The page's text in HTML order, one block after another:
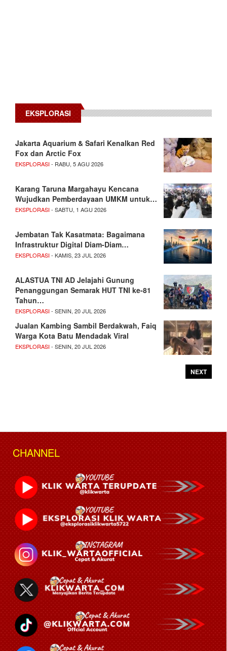
EKSPLORASI
Jakarta Aquarium & Safari Kenalkan Red
Fox dan Arctic Fox
EKSPLORASI- RABU, 5 AGU 2026
Karang Taruna Margahayu Kencana
Wujudkan Pemberdayaan UMKM untuk…
EKSPLORASI- SABTU, 1 AGU 2026
Jembatan Tak Kasatmata: Bagaimana
Infrastruktur Digital Diam-Diam…
EKSPLORASI- KAMIS, 23 JUL 2026
ALASTUA TNI AD Jelajahi Gunung
Penanggungan Semarak HUT TNI ke-81
Tahun…
EKSPLORASI- SENIN, 20 JUL 2026
Jualan Kambing Sambil Berdakwah, Faiq
Warga Kota Batu Mendadak Viral
EKSPLORASI- SENIN, 20 JUL 2026
NEXT
CHANNEL